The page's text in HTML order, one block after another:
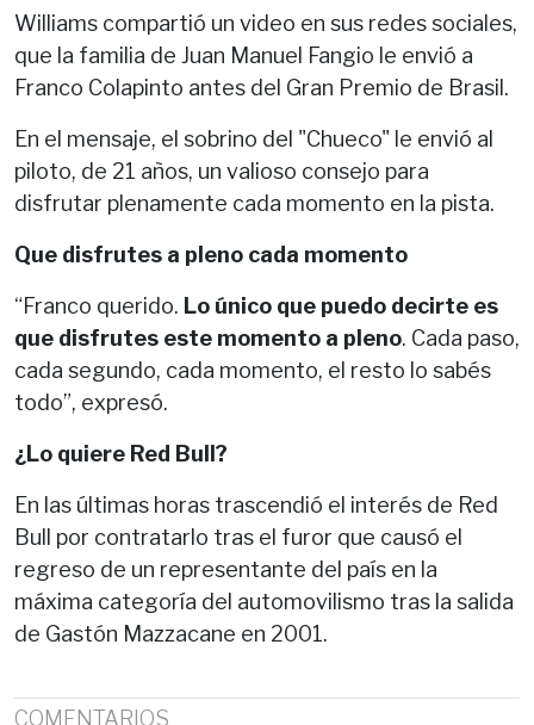
Williams compartió un video en sus redes sociales,
que la familia de Juan Manuel Fangio le envió a
Franco Colapinto antes del Gran Premio de Brasil.
En el mensaje, el sobrino del "Chueco" le envió al
piloto, de 21 años, un valioso consejo para
disfrutar plenamente cada momento en la pista.
Que disfrutes a pleno cada momento
“Franco querido. Lo único que puedo decirte es
que disfrutes este momento a pleno. Cada paso,
cada segundo, cada momento, el resto lo sabés
todo”, expresó.
¿Lo quiere Red Bull?
En las últimas horas trascendió el interés de Red
Bull por contratarlo tras el furor que causó el
regreso de un representante del país en la
máxima categoría del automovilismo tras la salida
de Gastón Mazzacane en 2001.
COMENTARIOS